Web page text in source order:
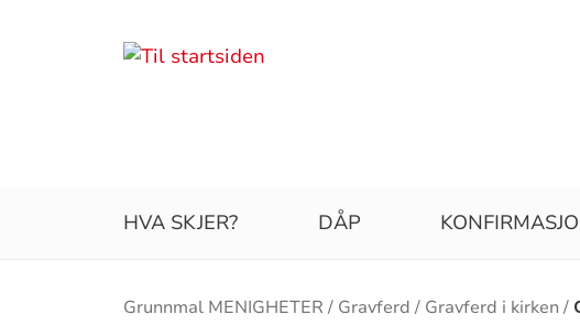
HVA SKJER? DÅP
Brødsmulesti
Grunnmal MENIGHETER Gravferd Gravferd i kirken